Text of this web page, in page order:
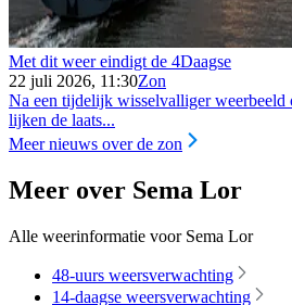
Met dit weer eindigt de 4Daagse
22 juli 2026, 11:30Zon
Na een tijdelijk wisselvalliger weerbeeld
lijken de laats...
Meer nieuws over de zon
Meer over Sema Lor
Alle weerinformatie voor Sema Lor
48-uurs weersverwachting
14-daagse weersverwachting